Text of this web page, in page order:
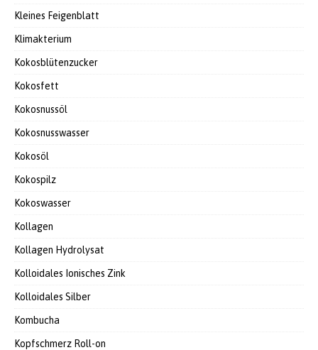
Kleines Feigenblatt
Klimakterium
Kokosblütenzucker
Kokosfett
Kokosnussöl
Kokosnusswasser
Kokosöl
Kokospilz
Kokoswasser
Kollagen
Kollagen Hydrolysat
Kolloidales Ionisches Zink
Kolloidales Silber
Kombucha
Kopfschmerz Roll-on